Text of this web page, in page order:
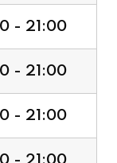
- 21:00
- 21:00
- 21:00
- 21:00